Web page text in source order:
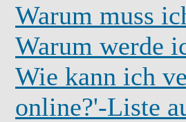
Warum muss
Warum werde
Wie kann ich
online?'-Liste